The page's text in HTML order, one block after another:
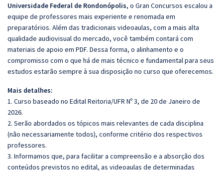
Universidade Federal de Rondonópolis, o Gran Concursos escalou a
equipe de professores mais experiente e renomada em
preparatórios. Além das tradicionais videoaulas, com a mais alta
qualidade audiovisual do mercado, você também contará com
materiais de apoio em PDF. Dessa forma, o alinhamento e o
compromisso com o que há de mais técnico e fundamental para seus
estudos estarão sempre à sua disposição no curso que oferecemos.
Mais detalhes:
1. Curso baseado no Edital Reitoria/UFR Nº 3, de 20 de Janeiro de
2026.
2. Serão abordados os tópicos mais relevantes de cada disciplina
(não necessariamente todos), conforme critério dos respectivos
professores.
3. Informamos que, para facilitar a compreensão e a absorção dos
conteúdos previstos no edital, as videoaulas de determinadas